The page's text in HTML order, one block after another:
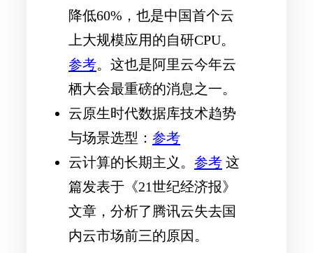
降低60%，也是中国首个云
上大规模应用的自研CPU。
参考。这也是阿里云今年云
栖大会最重磅的消息之一。
云原生时代数据库技术趋势
与场景选型： 参考
云计算的长期主义。 参考 这
篇发表于《21世纪经济报》
文章，分析了腾讯云失去国
内云市场前三的原因。